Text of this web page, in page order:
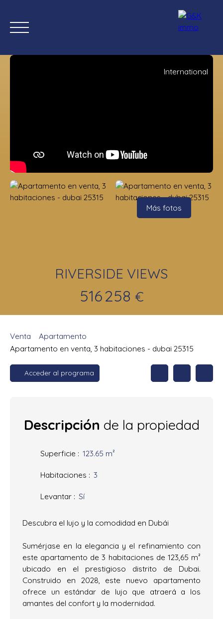
Comprar ahora Nuevas propiedades
Estimación
International
Más fotos
RIVERSIDE VIEWS
516 258 €
Venta
Apartamento
Apartamento en venta, 3 habitaciones - dubai 25315
Acceder al programa
Descripción de la propiedad
Superficie : 123.65 m²
Habitaciones : 3
Levantar : Sí
Descubra el lujo y la comodidad en Dubái
Sumérjase en la elegancia y el refinamiento con
este apartamento de 3 habitaciones de 123,65 m²
ubicado en el prestigioso distrito de Dubai.
Construido en 2028, este nuevo apartamento
ofrece un estándar de lujo que atraerá a los
amantes del confort y la modernidad.